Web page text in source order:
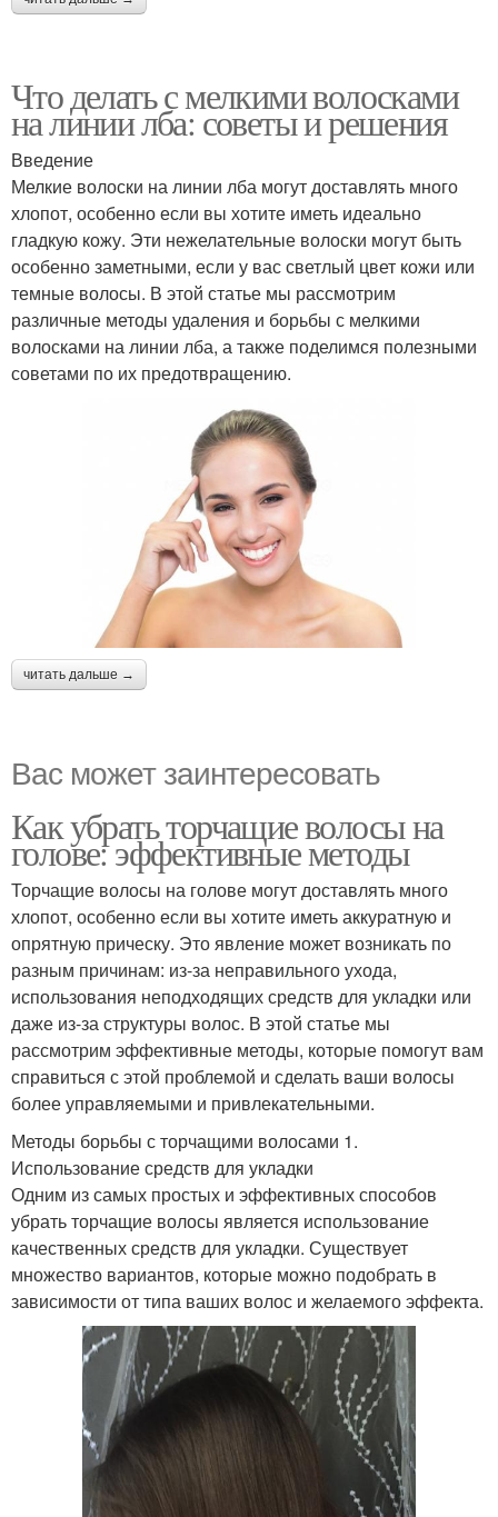
Что делать с мелкими волосками
на линии лба: советы и решения
Введение
Мелкие волоски на линии лба могут доставлять много
хлопот, особенно если вы хотите иметь идеально
гладкую кожу. Эти нежелательные волоски могут быть
особенно заметными, если у вас светлый цвет кожи или
темные волосы. В этой статье мы рассмотрим
различные методы удаления и борьбы с мелкими
волосками на линии лба, а также поделимся полезными
советами по их предотвращению.
читать дальше →
Вас может заинтересовать
Как убрать торчащие волосы на
голове: эффективные методы
Торчащие волосы на голове могут доставлять много
хлопот, особенно если вы хотите иметь аккуратную и
опрятную прическу. Это явление может возникать по
разным причинам: из-за неправильного ухода,
использования неподходящих средств для укладки или
даже из-за структуры волос. В этой статье мы
рассмотрим эффективные методы, которые помогут вам
справиться с этой проблемой и сделать ваши волосы
более управляемыми и привлекательными.
Методы борьбы с торчащими волосами 1.
Использование средств для укладки
Одним из самых простых и эффективных способов
убрать торчащие волосы является использование
качественных средств для укладки. Существует
множество вариантов, которые можно подобрать в
зависимости от типа ваших волос и желаемого эффекта.